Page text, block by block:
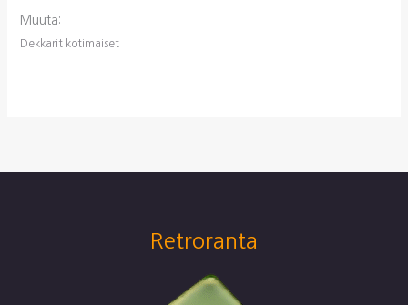
Muuta:
Dekkarit kotimaiset
Retroranta